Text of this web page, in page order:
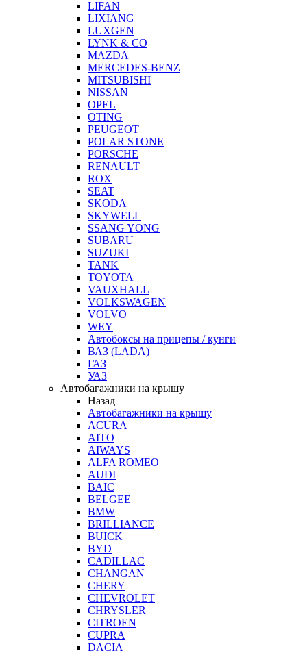
LIFAN
LIXIANG
LUXGEN
LYNK & CO
MAZDA
MERCEDES-BENZ
MITSUBISHI
NISSAN
OPEL
OTING
PEUGEOT
POLAR STONE
PORSCHE
RENAULT
ROX
SEAT
SKODA
SKYWELL
SSANG YONG
SUBARU
SUZUKI
TANK
TOYOTA
VAUXHALL
VOLKSWAGEN
VOLVO
WEY
Автобоксы на прицепы / кунги
ВАЗ (LADA)
ГАЗ
УАЗ
Автобагажники на крышу
Назад
Автобагажники на крышу
ACURA
AITO
AIWAYS
ALFA ROMEO
AUDI
BAIC
BELGEE
BMW
BRILLIANCE
BUICK
BYD
CADILLAC
CHANGAN
CHERY
CHEVROLET
CHRYSLER
CITROEN
CUPRA
DACIA